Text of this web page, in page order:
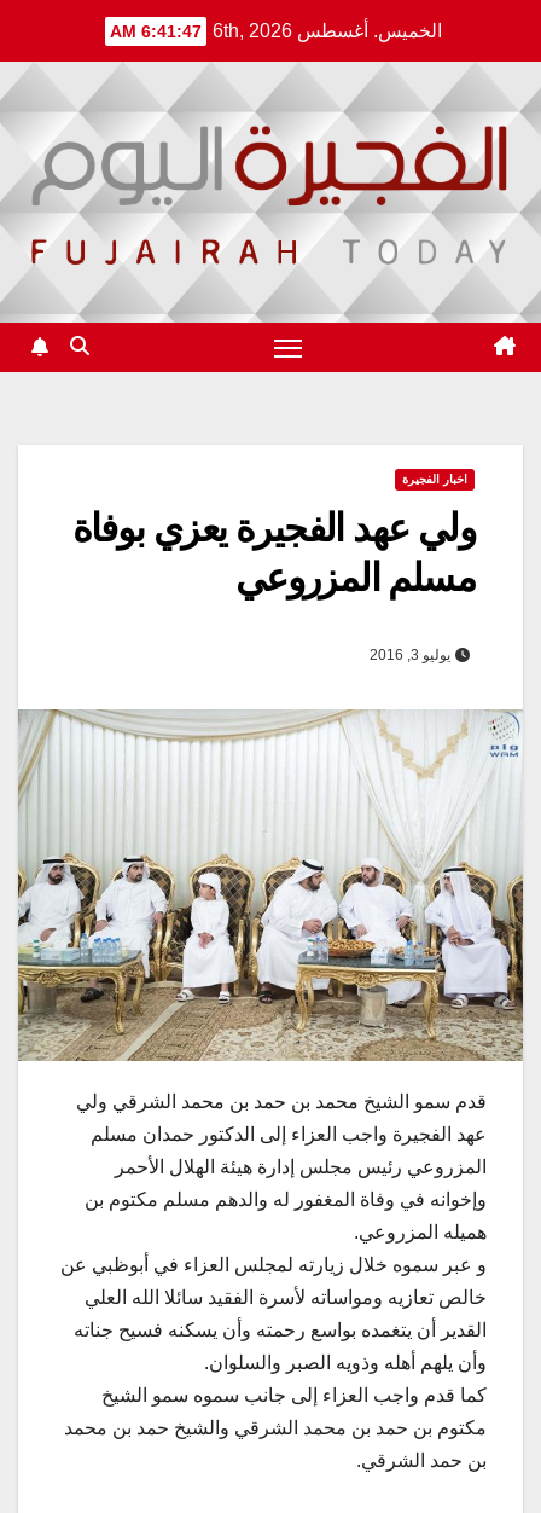
content
الخميس. أغسطس 6th, 2026 6:41:48 AM
اخبار الفجيرة
ولي عهد الفجيرة يعزي بوفاة
مسلم المزروعي
يوليو 3, 2016
قدم سمو الشيخ محمد بن حمد بن محمد الشرقي ولي
عهد الفجيرة واجب العزاء إلى الدكتور حمدان مسلم
المزروعي رئيس مجلس إدارة هيئة الهلال الأحمر
وإخوانه في وفاة المغفور له والدهم مسلم مكتوم بن
هميله المزروعي.
و عبر سموه خلال زيارته لمجلس العزاء في أبوظبي عن
خالص تعازيه ومواساته لأسرة الفقيد سائلا الله العلي
القدير أن يتغمده بواسع رحمته وأن يسكنه فسيح جناته
وأن يلهم أهله وذويه الصبر والسلوان.
كما قدم واجب العزاء إلى جانب سموه سمو الشيخ
مكتوم بن حمد بن محمد الشرقي والشيخ حمد بن محمد
بن حمد الشرقي.